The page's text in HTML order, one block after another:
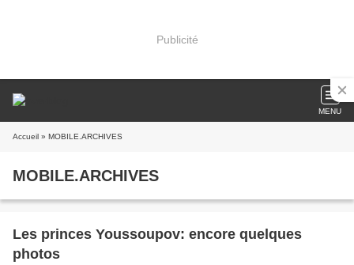
Publicité
MENU
Accueil » MOBILE.ARCHIVES
MOBILE.ARCHIVES
Les princes Youssoupov: encore quelques
photos